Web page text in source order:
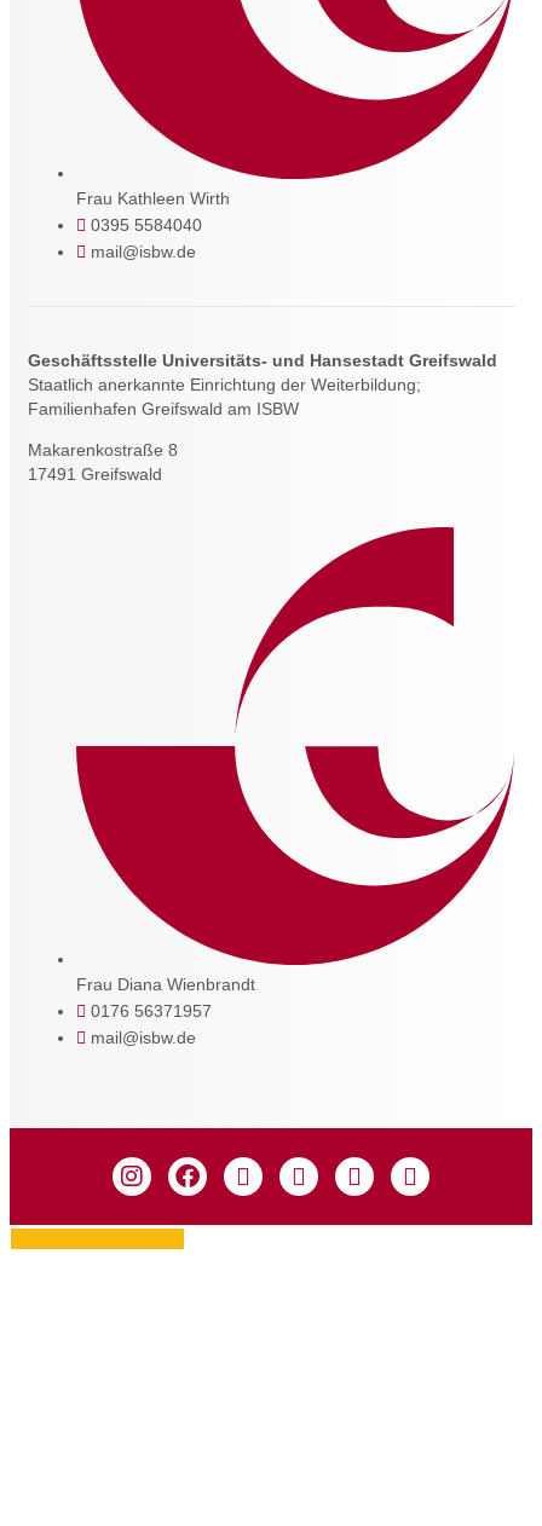
Frau Kathleen Wirth
0395 5584040
mail@isbw.de
Geschäftsstelle Universitäts- und Hansestadt Greifswald
Staatlich anerkannte Einrichtung der Weiterbildung;
Familienhafen Greifswald am ISBW
Makarenkostraße 8
17491 Greifswald
Frau Diana Wienbrandt
0176 56371957
mail@isbw.de